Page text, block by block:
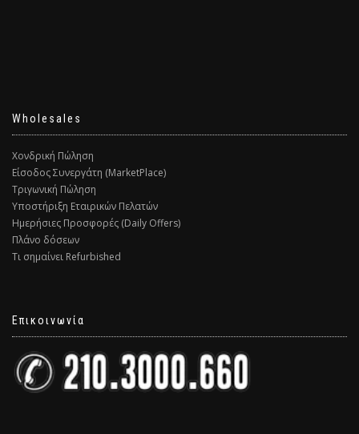
Wholesales
Χονδρική Πώληση
Είσοδος Συνεργάτη (MarketPlace)
Τριγωνική Πώληση
Υποστήριξη Εταιρικών Πελατών
Ημερήσιες Προσφορές (Daily Offers)
Πλάνο δόσεων
Τι σημαίνει Refurbished
Επικοινωνία